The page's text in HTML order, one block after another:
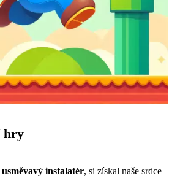
hry
instalatér, si získal naše srdce